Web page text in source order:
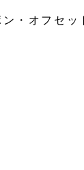
・オフセッ